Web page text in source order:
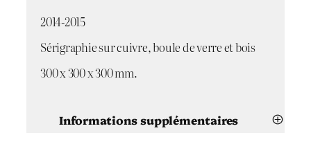
2014-2015
Sérigraphie sur cuivre, boule de verre et bois
300 x 300 x 300 mm.
Informations supplémentaires